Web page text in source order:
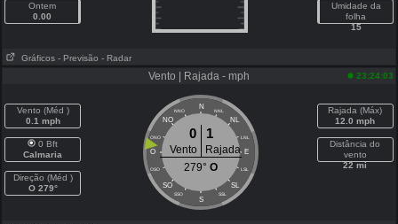
Ontem
0.00
Umidade da
folha
15
Gráficos - Previsão - Radar
Vento | Rajada - mph 23:24:03
Vento (Méd )
0.1 mph
0 Bft
Calmaria
Direção (Méd )
O 279°
N
NNO NNL
NO NL
ONO LNL
O E
OSO LSL
SO SL
SSO SSL
S
0 1
Vento
Rajada
279° O
Rajada (Máx)
12.0 mph
Distância do
vento
22 mi